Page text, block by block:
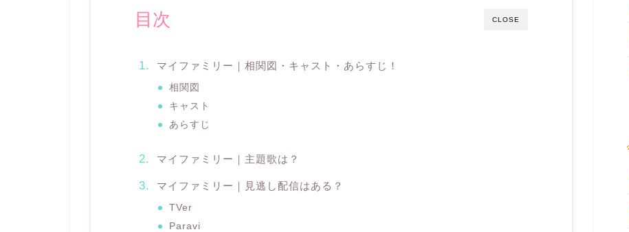
CLOSE
目次
マイファミリー｜相関図・キャスト・あらすじ！
相関図
キャスト
あらすじ
マイファミリー｜主題歌は？
マイファミリー｜見逃し配信はある？
TVer
Paravi